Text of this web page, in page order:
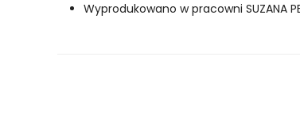
Wyprodukowano w pracowni SUZANA